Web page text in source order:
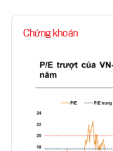
Chứng khoán